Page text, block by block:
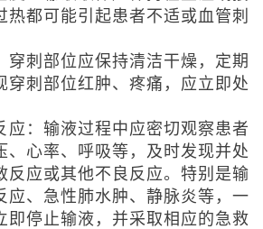
热都可能引起患者不适或血管刺
穿刺部位应保持清洁干燥，定期
穿刺部位红肿、疼痛，应立即处
应：输液过程中应密切观察患者
、心率、呼吸等，及时发现并处
反应或其他不良反应。特别是输
应、急性肺水肿、静脉炎等，一
即停止输液，并采取相应的急救